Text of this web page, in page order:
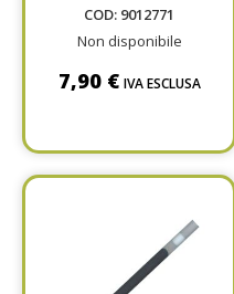
COD: 9012771
Non disponibile
7,90 € IVA ESCLUSA